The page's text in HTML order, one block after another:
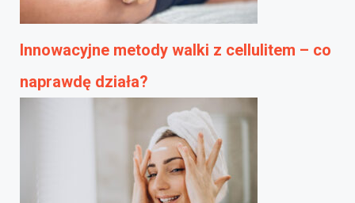
Innowacyjne metody walki z cellulitem – co
naprawdę działa?